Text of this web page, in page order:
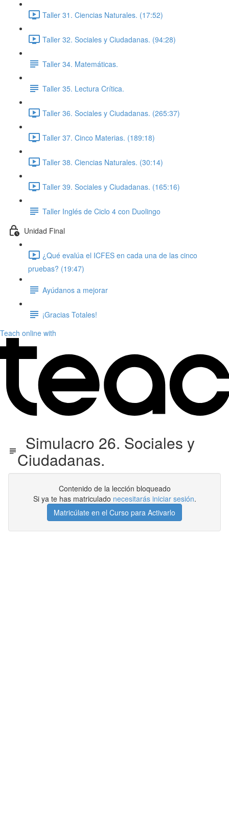
Taller 31. Ciencias Naturales. (17:52)
Taller 32. Sociales y Ciudadanas. (94:28)
Taller 34. Matemáticas.
Taller 35. Lectura Crítica.
Taller 36. Sociales y Ciudadanas. (265:37)
Taller 37. Cinco Materias. (189:18)
Taller 38. Ciencias Naturales. (30:14)
Taller 39. Sociales y Ciudadanas. (165:16)
Taller Inglés de Ciclo 4 con Duolingo
Unidad Final
¿Qué evalúa el ICFES en cada una de las cinco
pruebas? (19:47)
Ayúdanos a mejorar
¡Gracias Totales!
Teach online with
Simulacro 26. Sociales y
Ciudadanas.
Contenido de la lección bloqueado
Si ya te has matriculado necesitarás iniciar sesión.
Matricúlate en el Curso para Activarlo